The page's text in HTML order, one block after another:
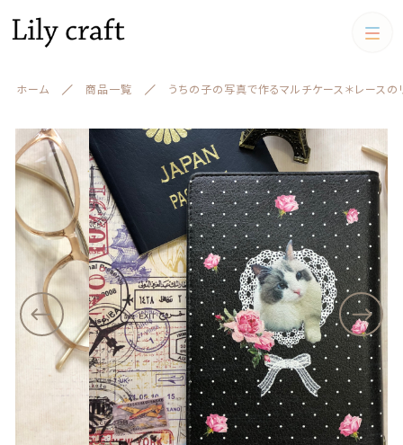
ホーム 商品一覧 うちの子の写真で作るマルチケース＊レースの
カートに商品を追加しました
ボン＊
（税込）
ショッピングを続ける
カートを確認する
カテゴリー
うちの子クッション iPadケース,マルチケース
お財布
アクリルスタンド アクリル
フィギュア
カテゴリー一覧
すべて
うちの子クッション
スマホケース
iPadケース,マルチケース
お財布
キーケース、名刺ケース
マスク ブランケット
絞り込み検索
親カテゴリー
子カテゴリー